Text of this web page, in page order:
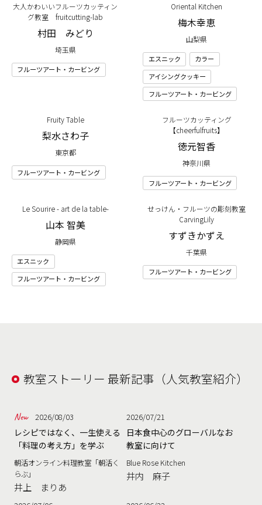
大人かわいいフルーツカッティン
グ教室 fruitcutting-lab
村田 みどり
埼玉県
フルーツアート・カービング
Oriental Kitchen
梅木幸恵
山梨県
エスニック
カラー
アイシングクッキー
フルーツアート・カービング
Fruity Table
梨水さわ子
東京都
フルーツアート・カービング
フルーツカッティング
【cheerfulfruits】
徳元智香
神奈川県
フルーツアート・カービング
Le Sourire - art de la table-
山本 智美
静岡県
エスニック
フルーツアート・カービング
せっけん・フルーツの彫刻教室
CarvingLily
すずきかずえ
千葉県
フルーツアート・カービング
教室ストーリー 最新記事（人気教室紹介）
2026/08/03
レシピではなく、一生使える
「料理の考え方」を学ぶ
朝活オンライン料理教室「朝活く
らぶ」
井上 まりあ
2026/07/21
日本食中心のグローバルなお
教室に向けて
Blue Rose Kitchen
井内 麻子